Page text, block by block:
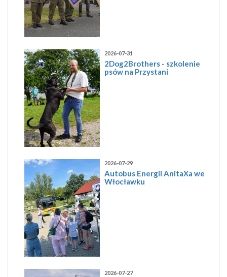
2026-07-31
2Dog2Brothers - szkolenie
psów na Przystani
2026-07-29
Autobus Energii AnitaXa we
Włocławku
2026-07-27